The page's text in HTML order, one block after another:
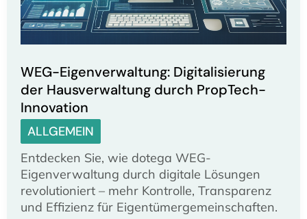
WEG-Eigenverwaltung: Digitalisierung
der Hausverwaltung durch PropTech-
Innovation
ALLGEMEIN
Entdecken Sie, wie dotega WEG-
Eigenverwaltung durch digitale Lösungen
revolutioniert – mehr Kontrolle, Transparenz
und Effizienz für Eigentümergemeinschaften.